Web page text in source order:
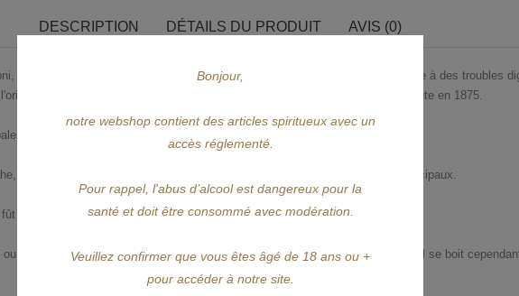
DESCRIPTION DÉTAILS DU PRODUIT AVIS (0)
chimiste et pharmacien, passionné par la botanique locale en tant que remède à des troubles
des flancs du mont Braulio voisin. La production de l'amaro Braulio débute en 1875.
à partir de l'infusion de 13 plantes aromatiques.
la gentiane, l'achillée musquée et le genévrier font partie des ingrédients principaux.
de roux de Slavonie.
sans glace. Sa saveur forte ne permet pas beaucoup de mélanges heureux, il se boit
Bonjour,
notre webshop contient des articles spiritueux avec un
accès réglementé.
Pour rappel, l'abus d’alcool est dangereux pour la
santé et doit être consommé avec modération.
Veuillez confirmer que vous êtes âgé de 18 ans ou +
pour accéder à notre site.